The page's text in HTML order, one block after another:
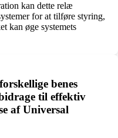
kan dette relæ
for at tilføre styring,
kan øge systemets
benes
til effektiv
af Universal